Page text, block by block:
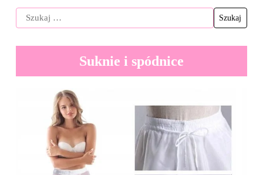
Suknie i spódnice